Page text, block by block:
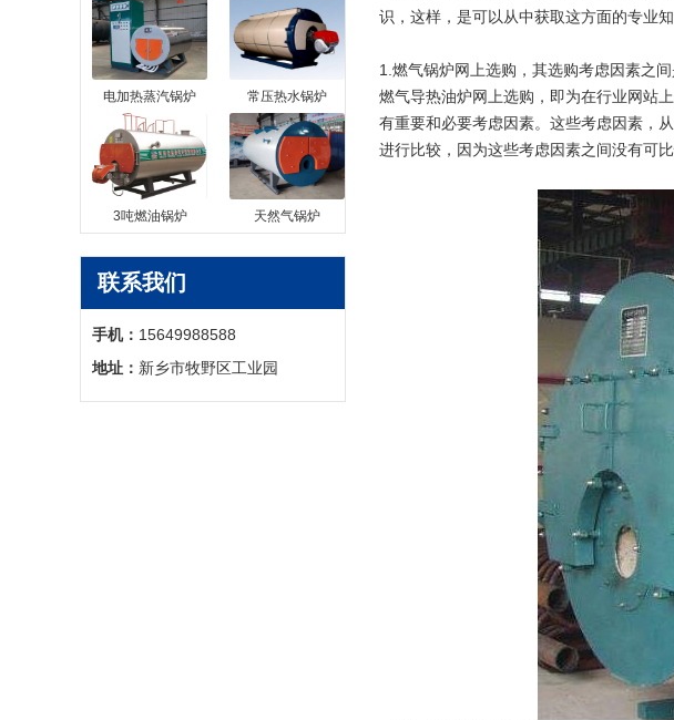
电加热蒸汽锅炉 常压热水锅炉
3吨燃油锅炉 天然气锅炉
联系我们
手机： 15649988588
地址： 新乡市牧野区工业园
识，这样，是可以从中获取这方面的专业
1.燃气锅炉网上选购，其选购考虑因素之
燃气导热油炉网上选购，即为在行业网站
有重要和必要考虑因素。这些考虑因素，
进行比较，因为这些考虑因素之间没有可比